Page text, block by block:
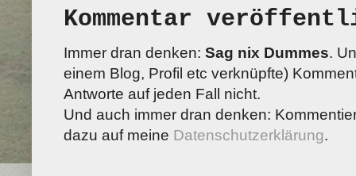
Kommentar
Immer dran denken: Sag nix Dummes.
einem Blog, Profil etc verknüpfte)
Antworte auf jeden Fall nicht.
Und auch immer dran denken:
dazu auf meine Datenschutzerklärung.